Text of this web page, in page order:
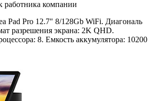
работника компании
Pad Pro 12.7" 8/128Gb WiFi. Диагональ
разрешения экрана: 2K QHD.
8. Емкость аккумулятора: 10200